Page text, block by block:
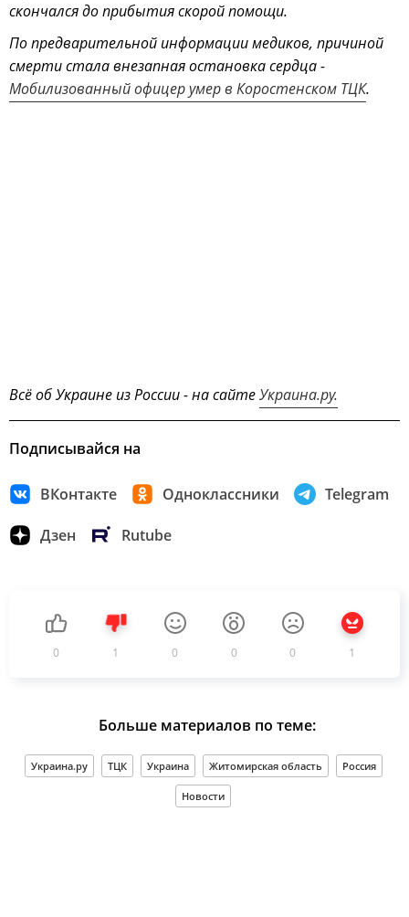
скончался до прибытия скорой помощи.
По предварительной информации медиков, причиной
смерти стала внезапная остановка сердца -
Мобилизованный офицер умер в Коростенском ТЦК.
Всё об Украине из России - на сайтеУкраина.ру.
Подписывайся на
ВКонтакте Одноклассники Telegram
Дзен Rutube
0 1 0 0 0 1
Больше материалов по теме:
Украина.ру ТЦК Украина Житомирская область Россия
Новости